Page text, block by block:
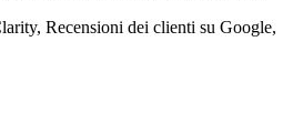
Recensioni dei clienti su Google,